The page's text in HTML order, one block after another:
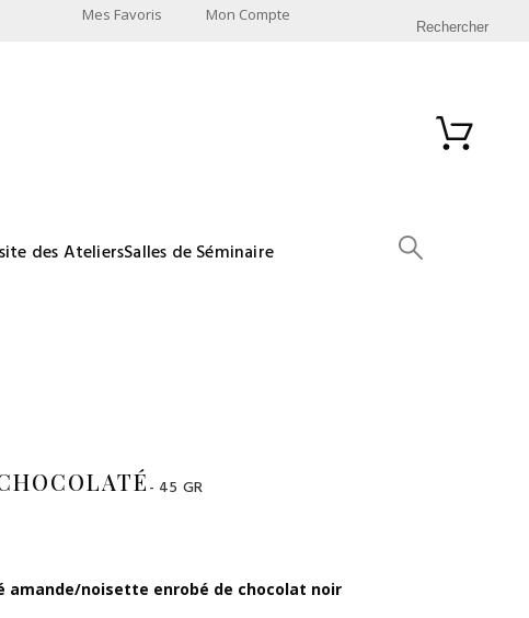
Mes Favoris Mon Compte
Rechercher
des AteliersSalles de Séminaire
- 45 GR
amande/noisette enrobé de chocolat noir